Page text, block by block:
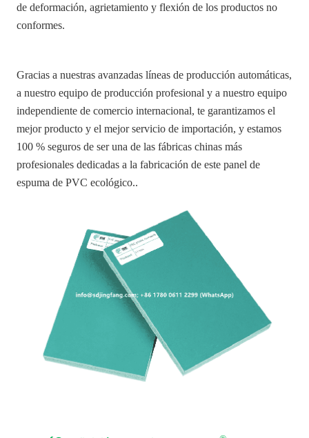
de deformación, agrietamiento y flexión de los productos no
conformes.
Gracias a nuestras avanzadas líneas de producción automáticas,
a nuestro equipo de producción profesional y a nuestro equipo
independiente de comercio internacional, te garantizamos el
mejor producto y el mejor servicio de importación, y estamos
100 % seguros de ser una de las fábricas chinas más
profesionales dedicadas a la fabricación de este panel de
espuma de PVC ecológico..